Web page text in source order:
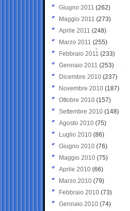
Giugno 2011 (262)
Maggio 2011 (273)
Aprile 2011 (248)
Marzo 2011 (255)
Febbraio 2011 (233)
Gennaio 2011 (253)
Dicembre 2010 (237)
Novembre 2010 (187)
Ottobre 2010 (157)
Settembre 2010 (148)
Agosto 2010 (75)
Luglio 2010 (86)
Giugno 2010 (76)
Maggio 2010 (75)
Aprile 2010 (66)
Marzo 2010 (79)
Febbraio 2010 (73)
Gennaio 2010 (74)